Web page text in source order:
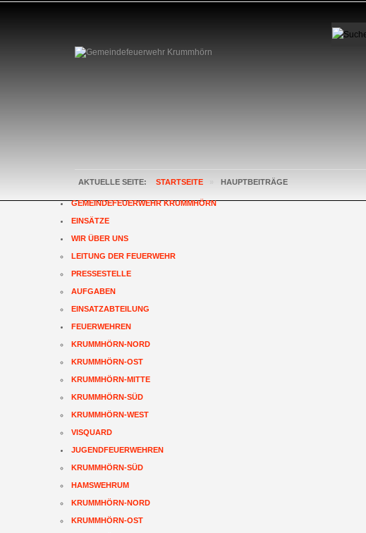
AKTUELLE SEITE: STARTSEITE HAUPTBEITRÄGE
GEMEINDEFEUERWEHR KRUMMHÖRN
EINSÄTZE
WIR ÜBER UNS
LEITUNG DER FEUERWEHR
PRESSESTELLE
AUFGABEN
EINSATZABTEILUNG
FEUERWEHREN
KRUMMHÖRN-NORD
KRUMMHÖRN-OST
KRUMMHÖRN-MITTE
KRUMMHÖRN-SÜD
KRUMMHÖRN-WEST
VISQUARD
JUGENDFEUERWEHREN
KRUMMHÖRN-SÜD
HAMSWEHRUM
KRUMMHÖRN-NORD
KRUMMHÖRN-OST